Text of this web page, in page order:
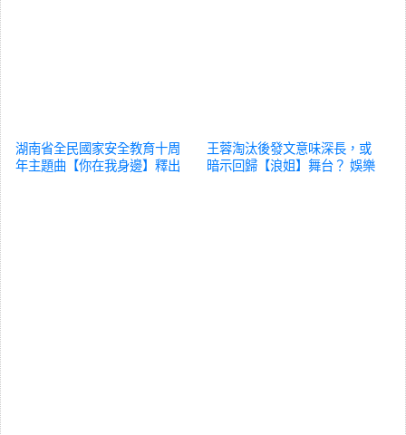
湖南省全民國家安全教育十周
年主題曲【你在我身邊】釋出
王蓉淘汰後發文意味深長，或
暗示回歸【浪姐】舞台？ 娛樂